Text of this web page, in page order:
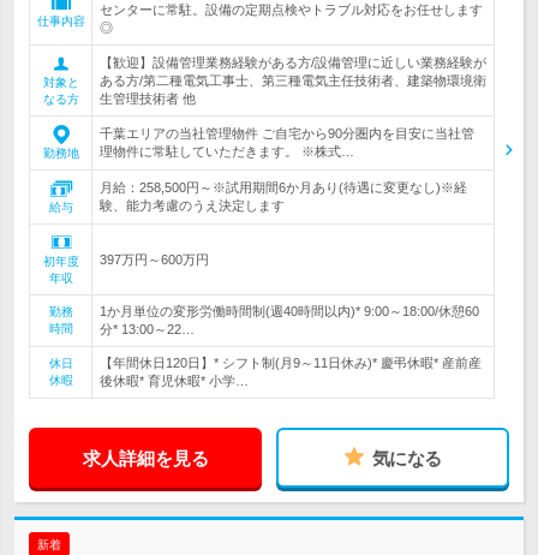
仕事内容
センターに常駐。設備の定期点検やトラブル対応をお任せします
◎
対象と
なる方
【歓迎】設備管理業務経験がある方/設備管理に近しい業務経験が
ある方/第二種電気工事士、第三種電気主任技術者、建築物環境衛
生管理技術者 他
勤務地
千葉エリアの当社管理物件 ご自宅から90分圏内を目安に当社管
理物件に常駐していただきます。 ※株式…
給与
月給：258,500円～※試用期間6か月あり(待遇に変更なし)※経
験、能力考慮のうえ決定します
初年度
年収
397万円～600万円
勤務
時間
1か月単位の変形労働時間制(週40時間以内)* 9:00～18:00/休憩60
分* 13:00～22…
休日
休暇
【年間休日120日】* シフト制(月9～11日休み)* 慶弔休暇* 産前産
後休暇* 育児休暇* 小学…
求人詳細を見る 気になる
新着